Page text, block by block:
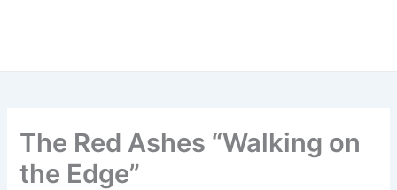
The Red Ashes “Walking on
the Edge”